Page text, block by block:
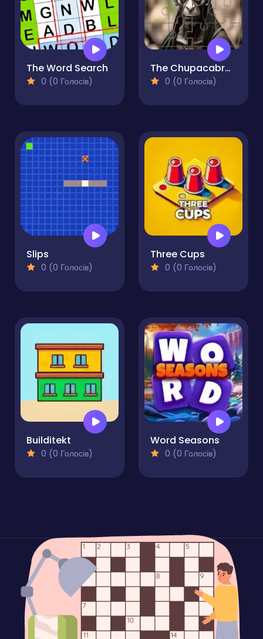
The Word Search
0 (0 Голосів)
The Chupacabra Photo Tile Quest
0 (0 Голосів)
Slips
0 (0 Голосів)
Three Cups
0 (0 Голосів)
Builditekt
0 (0 Голосів)
Word Seasons
0 (0 Голосів)